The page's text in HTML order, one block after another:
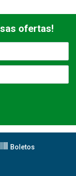
ofertas!
Boletos